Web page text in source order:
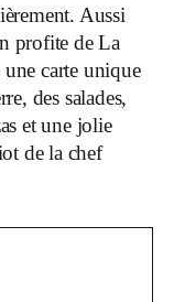
Aussi
profite de La
une carte unique
des salades,
et une jolie
de la chef